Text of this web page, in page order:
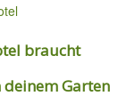
braucht
Garten